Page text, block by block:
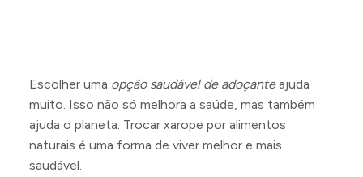
Escolher uma opção saudável de adoçanteajuda
muito. Isso não só melhora a saúde, mas também
ajuda o planeta. Trocar xarope por alimentos
naturais é uma forma de viver melhor e mais
saudável.